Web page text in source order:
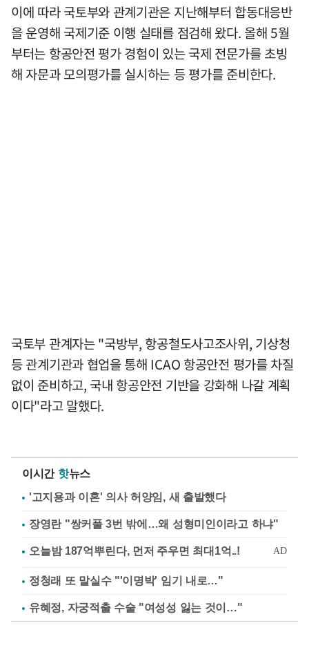
이에 따라 국토부와 관계기관은 지난해부터 합동대응반
을 운영해 국제기준 이행 실태를 점검해 왔다. 올해 5월
부터는 항공안전 평가 경험이 있는 국제 전문가를 초빙
해 자문과 모의평가를 실시하는 등 평가를 준비한다.
국토부 관계자는 "국방부, 항공철도사고조사위, 기상청
등 관계기관과 협업을 통해 ICAO 항공안전 평가를 차질
없이 준비하고, 국내 항공안전 기반을 강화해 나갈 계획
이다"라고 말했다.
이시간 핫뉴스
'고지용과 이혼' 의사 허양임, 새 출발했다
장영란 "쌍커풀 3번 밖에…왜 성형미인이라고 하냐"
정청래 또 말실수 "'이명박' 임기 내로…"
유혜정, 자궁적출 수술 "여성성 잃는 것이…"